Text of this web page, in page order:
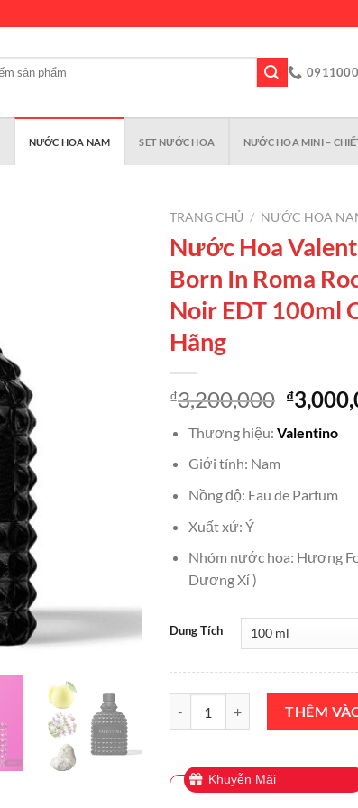
NƯỚC HOA NAM SET NƯỚC HOA NƯỚC HOA MINI –
TRANG CHỦ / NƯỚC HOA
Nước Hoa
Born In Roma
Noir EDT 100ml
Hãng
₫3,200,000 Giá
gốc
là:
₫
Thương hiệu: Valentino
Giới tính: Nam
Nồng độ: Eau de Parfum
Xuất xứ: Ý
Nhóm nước hoa: Hương
Dương Xỉ )
Dung Tích
Nước Hoa Valentino Uomo
THÊM
Khuyễn Mãi